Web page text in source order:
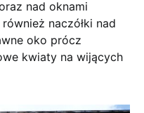
nad oknami
naczółki nad
oko prócz
kwiaty na wijących